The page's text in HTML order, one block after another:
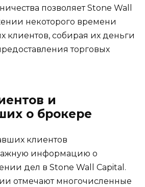
позволяет Stone Wall
некоторого времени
клиентов, собирая их деньги
торговых
и
о брокере
клиентов
информацию о
дел в Stone Wall Capital.
отмечают многочисленные